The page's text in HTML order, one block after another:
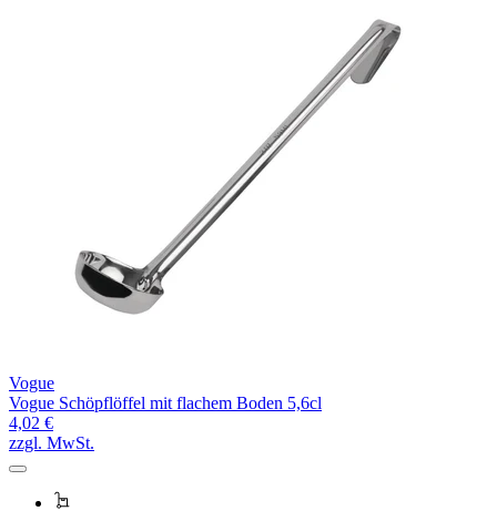
Vogue
Vogue Schöpflöffel mit flachem Boden 5,6cl
4,02 €
zzgl. MwSt.